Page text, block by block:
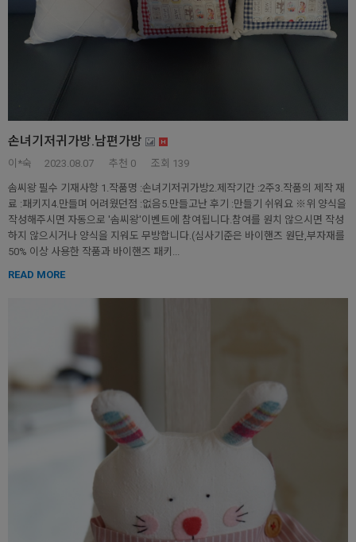
손녀기저귀가방.남편가방
이*숙 2023.08.07 추천 0 조회 139
솜씨왕 필수 기재사항 1.작품명 :손녀기저귀가방2.제작기간 :2주3.작품의 제작 재
료 :패키지4.만들며 어려웠던점 :없음5.만들고난 후기 :만들기 쉬워요 ※위 양식을
작성해주시면 자동으로 '솜씨왕'이벤트에 참여됩니다.참여를 원치 않으시면 작성
하지 않으시거나 양식을 지워도 무방합니다.(심사기준은 바이핸즈 원단,부자재를
50% 이상 사용한 작품과 바이핸즈 패키...
READ MORE